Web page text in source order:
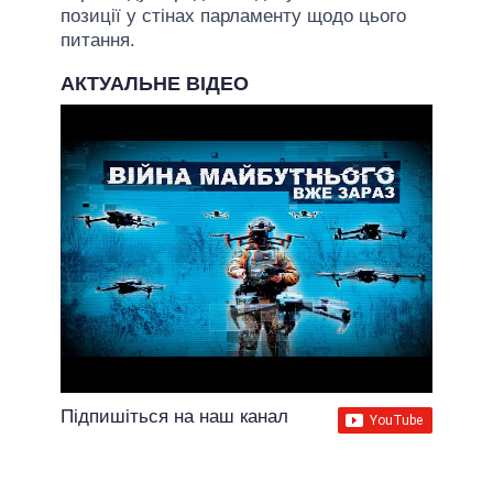
позиції у стінах парламенту щодо цього
питання.
АКТУАЛЬНЕ ВІДЕО
Підпишіться на наш канал